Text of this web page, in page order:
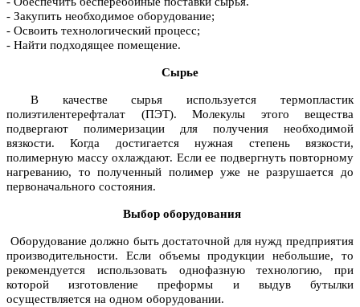
- Закупить необходимое оборудование;
- Освоить технологический процесс;
- Найти подходящее помещение.
Сырье
В качестве сырья используется термопластик
полиэтилентерефталат (ПЭТ). Молекулы этого вещества
подвергают полимеризации для получения необходимой
вязкости. Когда достигается нужная степень вязкости,
полимерную массу охлаждают. Если ее подвергнуть повторному
нагреванию, то полученный полимер уже не разрушается до
первоначального состояния.
Выбор оборудования
Оборудование должно быть достаточной для нужд предприятия
производительности. Если объемы продукции небольшие, то
рекомендуется использовать однофазную технологию, при
которой изготовление преформы и выдув бутылки
осуществляется на одном оборудовании.